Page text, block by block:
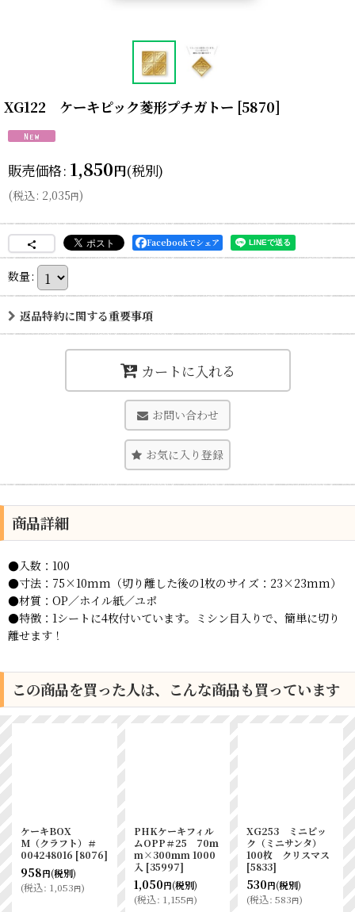
XG122 ケーキピック菱形プチガトー [5870]
販売価格: 1,850円(税別)
(税込: 2,035円)
Facebookでシェア
数量:
返品特約に関する重要事項
カートに入れる
お問い合わせ
お気に入り登録
商品詳細
●入数：100
●寸法：75×10mm（切り離した後の1枚のサイズ：23×23mm）
●材質：OP／ホイル紙／ユポ
●特徴：1シートに4枚付いています。ミシン目入りで、簡単に切り
離せます！
この商品を買った人は、こんな商品も買っています
ケーキBOX
M（クラフト）＃
004248016 [8076]
958円(税別)
(税込: 1,053円)
PHKケーキフィル
ムOPP＃25 70ｍ
m×300ｍm 1000
入 [35997]
1,050円(税別)
(税込: 1,155円)
XG253 ミニピッ
ク（ミニサンタ）
100枚 クリスマス
[5833]
530円(税別)
(税込: 583円)